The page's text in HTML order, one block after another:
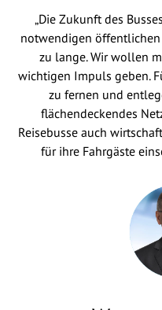
„Die Zukunft des
notwendigen
zu lange. Wir wollen
wichtigen Impuls geben.
zu fernen und
flächendeckendes
Reisebusse auch
für ihre Fahrgäste